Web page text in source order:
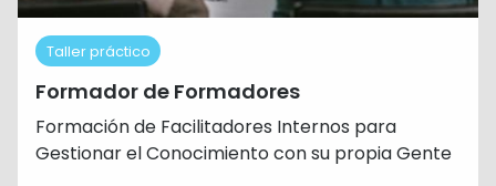
Taller práctico
Formador de Formadores
Formación de Facilitadores Internos para
Gestionar el Conocimiento con su propia Gente